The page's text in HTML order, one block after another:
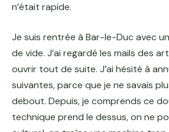
n’était rapide.
Je suis rentrée à Bar-le-Duc avec
de vide. J’ai regardé les mails des
ouvrir tout de suite. J’ai hésité à
suivantes, parce que je ne savais
debout. Depuis, je comprends ce
technique prend le dessus, on ne